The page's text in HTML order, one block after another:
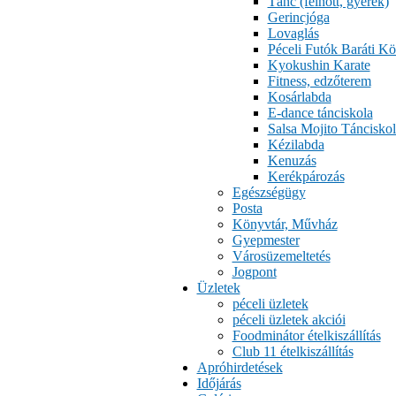
Gerincjóga
Lovaglás
Péceli Futók Baráti
Kyokushin Karate
Fitness, edzőterem
Kosárlabda
E-dance tánciskola
Salsa Mojito
Kézilabda
Kenuzás
Kerékpározás
Egészségügy
Posta
Könyvtár, Művház
Gyepmester
Városüzemeltetés
Jogpont
Üzletek
péceli üzletek
péceli üzletek akciói
Foodminátor ételkiszállítás
Club 11 ételkiszállítás
Apróhirdetések
Időjárás